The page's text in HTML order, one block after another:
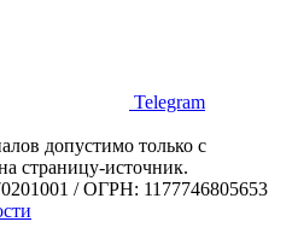
Telegram
допустимо только с
страницу-источник.
/ ОГРН: 1177746805653